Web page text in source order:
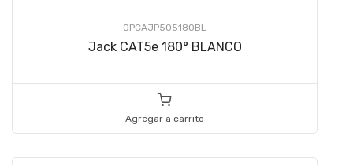
OPCAJP505180BL
Jack CAT5e 180° BLANCO
Agregar a carrito